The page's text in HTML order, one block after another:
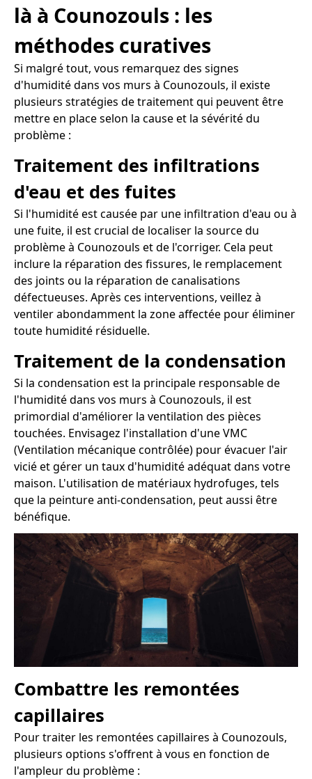
là à Counozouls : les
méthodes curatives
Si malgré tout, vous remarquez des signes
d'humidité dans vos murs à Counozouls, il existe
plusieurs stratégies de traitement qui peuvent être
mettre en place selon la cause et la sévérité du
problème :
Traitement des infiltrations
d'eau et des fuites
Si l'humidité est causée par une infiltration d'eau ou à
une fuite, il est crucial de localiser la source du
problème à Counozouls et de l'corriger. Cela peut
inclure la réparation des fissures, le remplacement
des joints ou la réparation de canalisations
défectueuses. Après ces interventions, veillez à
ventiler abondamment la zone affectée pour éliminer
toute humidité résiduelle.
Traitement de la condensation
Si la condensation est la principale responsable de
l'humidité dans vos murs à Counozouls, il est
primordial d'améliorer la ventilation des pièces
touchées. Envisagez l'installation d'une VMC
(Ventilation mécanique contrôlée) pour évacuer l'air
vicié et gérer un taux d'humidité adéquat dans votre
maison. L'utilisation de matériaux hydrofuges, tels
que la peinture anti-condensation, peut aussi être
bénéfique.
Combattre les remontées
capillaires
Pour traiter les remontées capillaires à Counozouls,
plusieurs options s'offrent à vous en fonction de
l'ampleur du problème :